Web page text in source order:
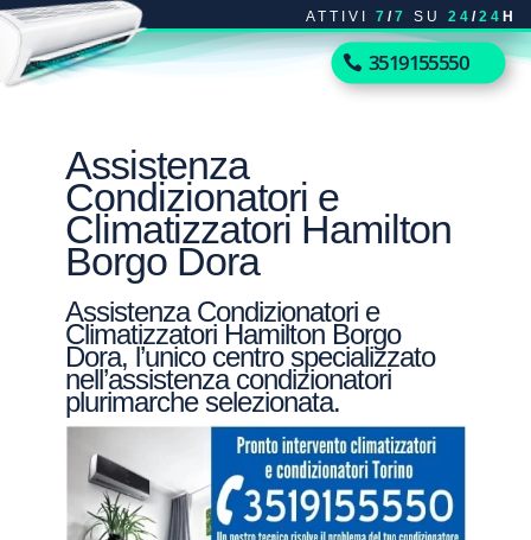
ATTIVI 7 /7 SU 24 /24 H
3519155550
Assistenza
Condizionatori e
Climatizzatori Hamilton
Borgo Dora
Assistenza Condizionatori e
Climatizzatori Hamilton Borgo
Dora, l’unico centro specializzato
nell’assistenza condizionatori
plurimarche selezionata.